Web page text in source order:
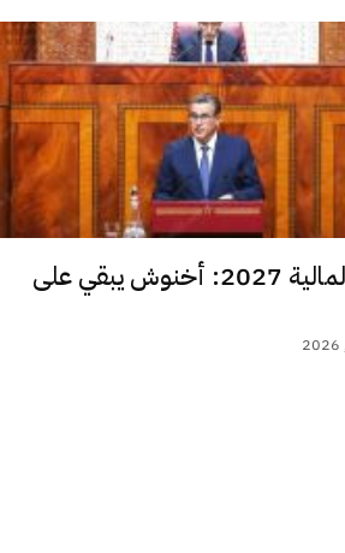
قانون المالية 2027: أخنوش يبقي على